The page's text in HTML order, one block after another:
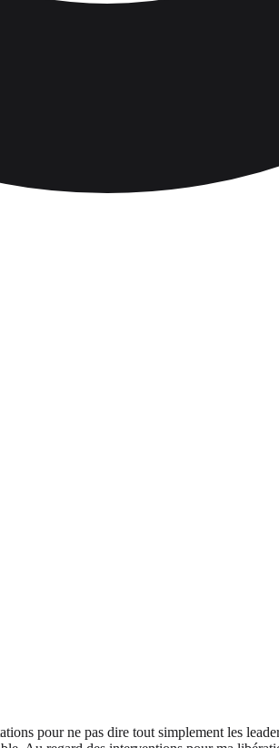
pour ne pas dire tout simplement les